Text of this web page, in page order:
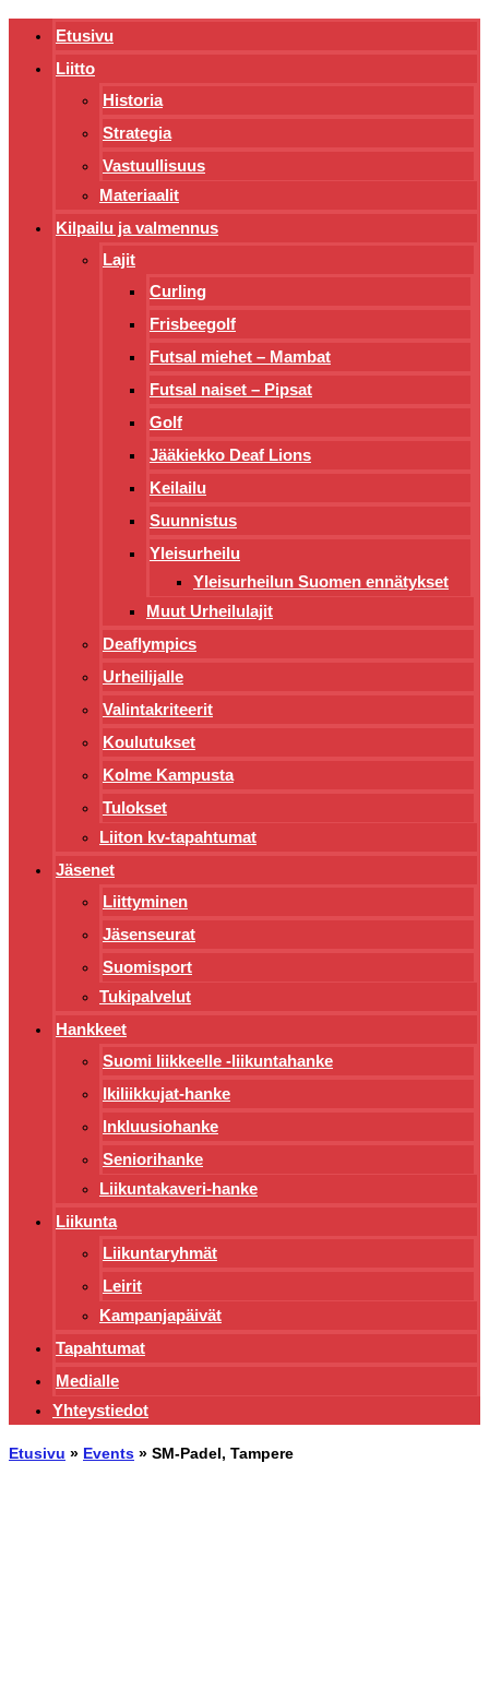
Etusivu
Liitto
Historia
Strategia
Vastuullisuus
Materiaalit
Kilpailu ja valmennus
Lajit
Curling
Frisbeegolf
Futsal miehet – Mambat
Futsal naiset – Pipsat
Golf
Jääkiekko Deaf Lions
Keilailu
Suunnistus
Yleisurheilu
Yleisurheilun Suomen ennätykset
Muut Urheilulajit
Deaflympics
Urheilijalle
Valintakriteerit
Koulutukset
Kolme Kampusta
Tulokset
Liiton kv-tapahtumat
Jäsenet
Liittyminen
Jäsenseurat
Suomisport
Tukipalvelut
Hankkeet
Suomi liikkeelle -liikuntahanke
Ikiliikkujat-hanke
Inkluusiohanke
Seniorihanke
Liikuntakaveri-hanke
Liikunta
Liikuntaryhmät
Leirit
Kampanjapäivät
Tapahtumat
Medialle
Yhteystiedot
Etusivu » Events » SM-Padel, Tampere